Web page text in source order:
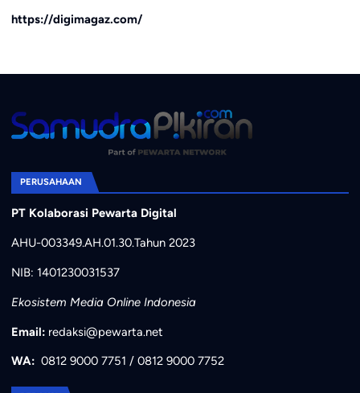
https://digimagaz.com/
PERUSAHAAN
PT Kolaborasi Pewarta Digital
AHU-003349.AH.01.30.Tahun 2023
NIB: 1401230031537
Ekosistem Media Online Indonesia
Email: redaksi@pewarta.net
WA: 0812 9000 7751 / 0812 9000 7752